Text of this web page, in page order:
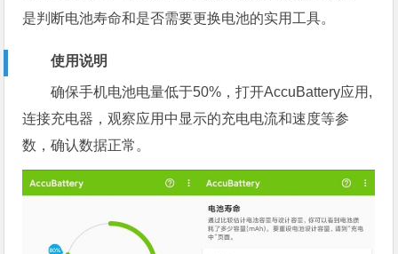
是判断电池寿命和是否需要更换电池的实用工具。
使用说明
确保手机电池电量低于50%，打开AccuBattery应用,
连接充电器，观察应用中显示的充电电流和速度等参
数，确认数据正常。